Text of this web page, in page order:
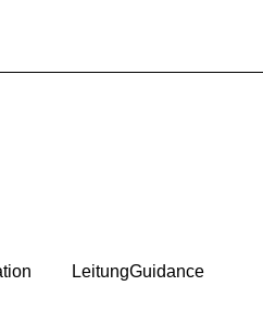
LeitungGuidance